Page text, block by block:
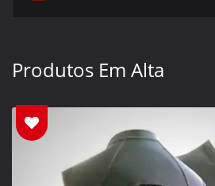
Produtos Em Alta